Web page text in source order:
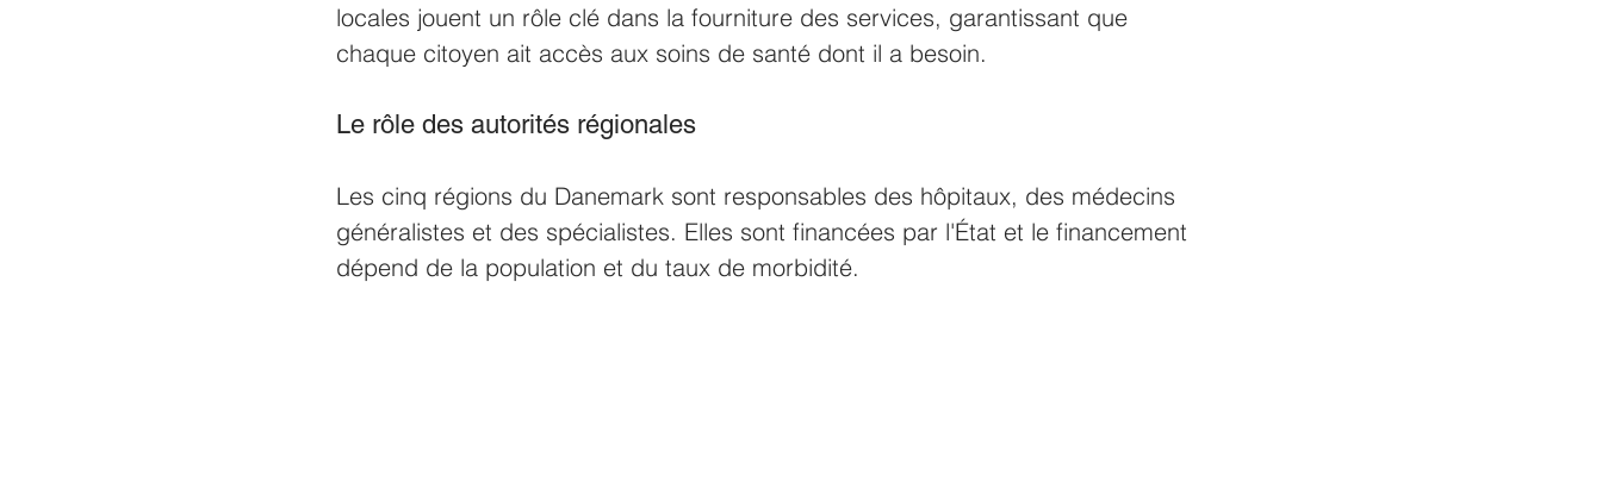
locales jouent un rôle clé dans la fourniture des services, garantissant que
chaque citoyen ait accès aux soins de santé dont il a besoin.
Le rôle des autorités régionales
Les cinq régions du Danemark sont responsables des hôpitaux, des médecins
généralistes et des spécialistes. Elles sont financées par l'État et le financement
dépend de la population et du taux de morbidité.